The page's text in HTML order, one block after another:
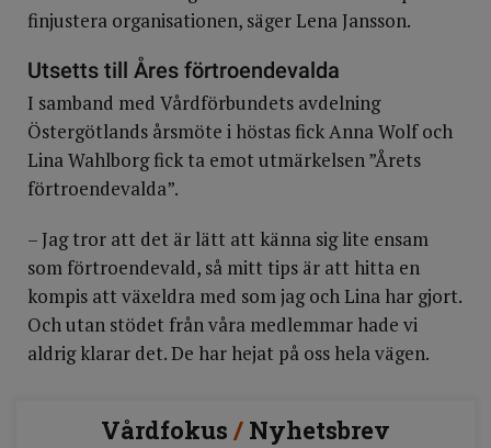
finjustera organisationen, säger Lena Jansson.
Utsetts till Åres förtroendevalda
I samband med Vårdförbundets avdelning
Östergötlands årsmöte i höstas fick Anna Wolf och
Lina Wahlborg fick ta emot utmärkelsen ”Årets
förtroendevalda”.
– Jag tror att det är lätt att känna sig lite ensam
som förtroendevald, så mitt tips är att hitta en
kompis att växeldra med som jag och Lina har gjort.
Och utan stödet från våra medlemmar hade vi
aldrig klarar det. De har hejat på oss hela vägen.
Vårdfokus / Nyhetsbrev